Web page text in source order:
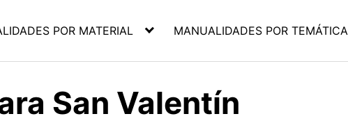
POR MATERIAL MANUALIDADES POR TEMÁTICA
San Valentín